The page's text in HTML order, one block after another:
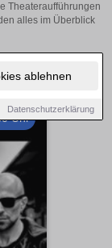
ablehnen
Datenschutzerklärung
Theateraufführungen
alles im Überblick
Uhr